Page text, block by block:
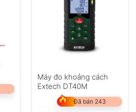
Máy đo khoảng cách
Extech DT40M
Đã bán 243